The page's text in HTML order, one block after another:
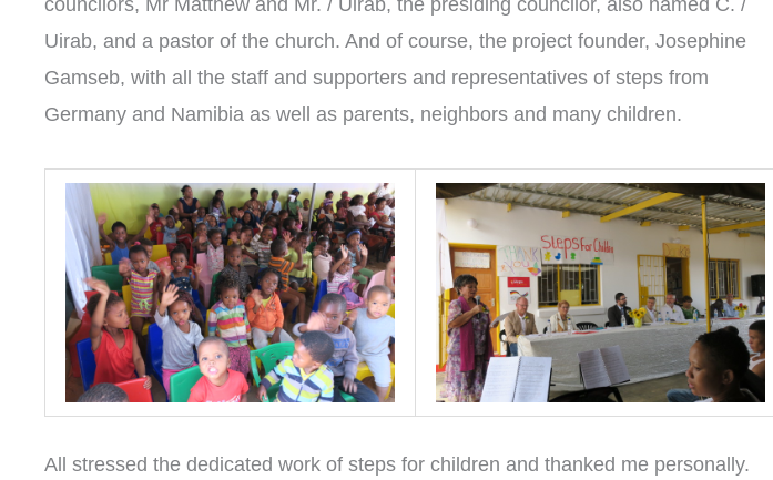
councilors, Mr Matthew and Mr. / Uirab, the presiding councilor, also named C. /
Uirab, and a pastor of the church. And of course, the project founder, Josephine
Gamseb, with all the staff and supporters and representatives of steps from
Germany and Namibia as well as parents, neighbors and many children.
All stressed the dedicated work of steps for children and thanked me personally.